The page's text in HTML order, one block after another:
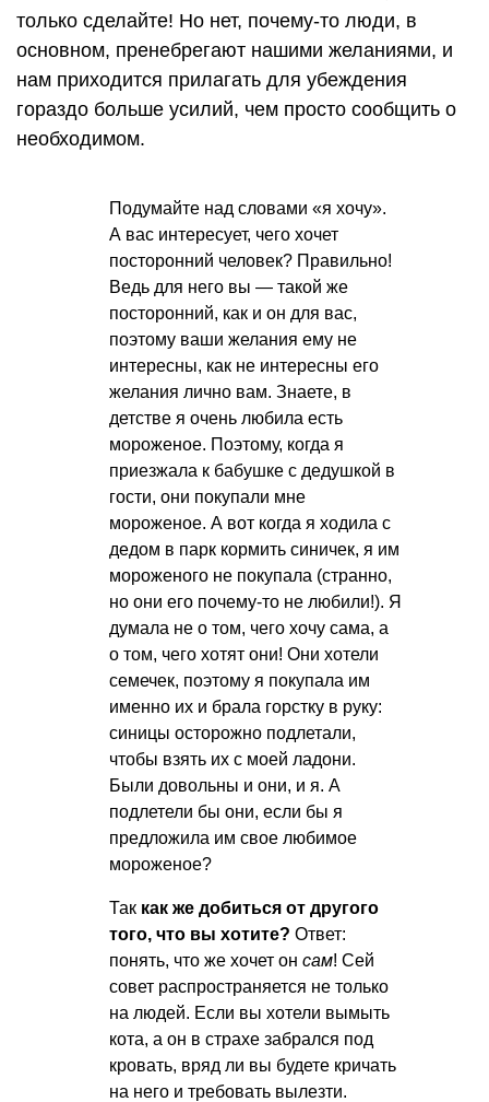
только сделайте! Но нет, почему-то люди, в
основном, пренебрегают нашими желаниями, и
нам приходится прилагать для убеждения
гораздо больше усилий, чем просто сообщить о
необходимом.
Подумайте над словами «я хочу».
А вас интересует, чего хочет
посторонний человек? Правильно!
Ведь для него вы — такой же
посторонний, как и он для вас,
поэтому ваши желания ему не
интересны, как не интересны его
желания лично вам. Знаете, в
детстве я очень любила есть
мороженое. Поэтому, когда я
приезжала к бабушке с дедушкой в
гости, они покупали мне
мороженое. А вот когда я ходила с
дедом в парк кормить синичек, я им
мороженого не покупала (странно,
но они его почему-то не любили!). Я
думала не о том, чего хочу сама, а
о том, чего хотят они! Они хотели
семечек, поэтому я покупала им
именно их и брала горстку в руку:
синицы осторожно подлетали,
чтобы взять их с моей ладони.
Были довольны и они, и я. А
подлетели бы они, если бы я
предложила им свое любимое
мороженое?
Так как же добиться от другого
того, что вы хотите? Ответ:
понять, что же хочет он сам! Сей
совет распространяется не только
на людей. Если вы хотели вымыть
кота, а он в страхе забрался под
кровать, вряд ли вы будете кричать
на него и требовать вылезти.